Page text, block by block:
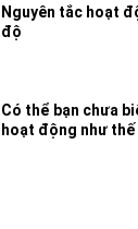
Nguyên tắc hoạt
độ
Có thể bạn chưa
hoạt động như thế